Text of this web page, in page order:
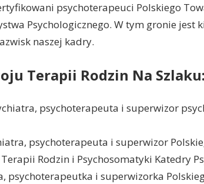
psychoterapeuci Polskiego
Psychologicznego. W tym gronie jest
naszej kadry.
Terapii Rodzin Na Szlaku:
psychoterapeuta i superwizor
psychoterapeuta i superwizor
Rodzin i Psychosomatyki Katedry
psychoterapeutka i superwizorka